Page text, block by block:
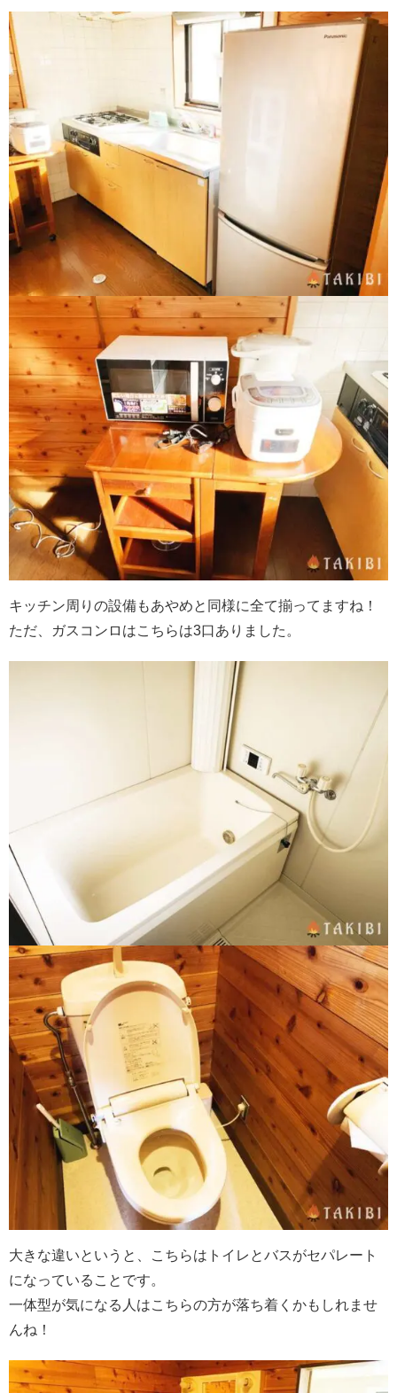
キッチン周りの設備もあやめと同様に全て揃ってますね！
ただ、ガスコンロはこちらは3口ありました。
大きな違いというと、こちらはトイレとバスがセパレート
になっていることです。
一体型が気になる人はこちらの方が落ち着くかもしれませ
んね！